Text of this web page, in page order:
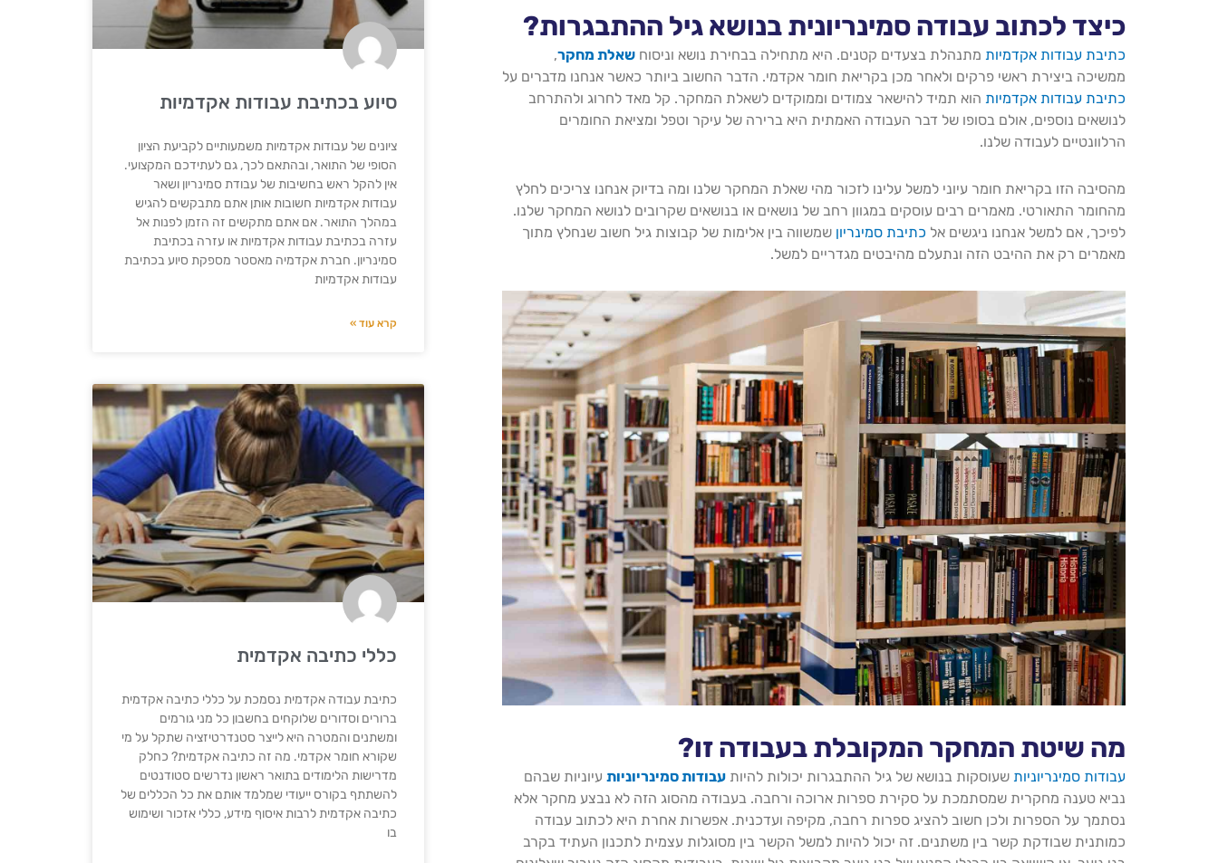
כיצד לכתוב עבודה סמינריונית בנושא גיל ההתבגרות?
כתיבת עבודות אקדמיות מתנהלת בצעדים קטנים. היא מתחילה בבחירת נושא וניסוח שאלת מחקר,
ממשיכה ביצירת ראשי פרקים ולאחר מכן בקריאת חומר אקדמי. הדבר החשוב ביותר כאשר אנחנו מדברים על
כתיבת עבודות אקדמיות הוא תמיד להישאר צמודים וממוקדים לשאלת המחקר. קל מאד לחרוג ולהתרחב
לנושאים נוספים, אולם בסופו של דבר העבודה האמתית היא ברירה של עיקר וטפל ומציאת החומרים
הרלוונטיים לעבודה שלנו.
מהסיבה הזו בקריאת חומר עיוני למשל עלינו לזכור מהי שאלת המחקר שלנו ומה בדיוק אנחנו צריכים לחלץ
מהחומר התאורטי. מאמרים רבים עוסקים במגוון רחב של נושאים או בנושאים שקרובים לנושא המחקר שלנו.
לפיכך, אם למשל אנחנו ניגשים אל כתיבת סמינריון שמשווה בין אלימות של קבוצות גיל חשוב שנחלץ מתוך
מאמרים רק את ההיבט הזה ונתעלם מהיבטים מגדריים למשל.
מה שיטת המחקר המקובלת בעבודה זו?
עבודות סמינריוניות שעוסקות בנושא של גיל ההתבגרות יכולות להיות עבודות סמינריוניות עיוניות שבהם
נביא טענה מחקרית שמסתמכת על סקירת ספרות ארוכה ורחבה. בעבודה מהסוג הזה לא נבצע מחקר אלא
נסתמך על הספרות ולכן חשוב להציג ספרות רחבה, מקיפה ועדכנית. אפשרות אחרת היא לכתוב עבודה
כמותנית שבודקת קשר בין משתנים. זה יכול להיות למשל הקשר בין מסוגלות עצמית לתכנון העתיד בקרב
סיוע בכתיבת עבודות אקדמיות
ציונים של עבודות אקדמיות משמעותיים לקביעת הציון
הסופי של התואר, ובהתאם לכך, גם לעתידכם המקצועי.
אין להקל ראש בחשיבות של עבודת סמינריון ושאר
עבודות אקדמיות חשובות אותן אתם מתבקשים להגיש
במהלך התואר. אם אתם מתקשים זה הזמן לפנות אל
עזרה בכתיבת עבודות אקדמיות או עזרה בכתיבת
סמינריון. חברת אקדמיה מאסטר מספקת סיוע בכתיבת
עבודות אקדמיות
קרא עוד »
כללי כתיבה אקדמית
כתיבת עבודה אקדמית נסמכת על כללי כתיבה אקדמית
ברורים וסדורים שלוקחים בחשבון כל מני גורמים
ומשתנים והמטרה היא לייצר סטנדרטיזציה שתקל על מי
שקורא חומר אקדמי. מה זה כתיבה אקדמית? כחלק
מדרישות הלימודים בתואר ראשון נדרשים סטודנטים
להשתתף בקורס ייעודי שמלמד אותם את כל הכללים של
כתיבה אקדמית לרבות איסוף מידע, כללי אזכור ושימוש
בו